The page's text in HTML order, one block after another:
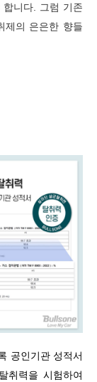
니다. 그럼 기존
제의 은은한 향들
공인기관 성적서
취력을 시험하여